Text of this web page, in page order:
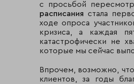
с просьбой
расписания стала
ходе опроса
кризиса, а каждая
катастрофически не
которые мы сейчас
Впрочем, возможно,
клиентов, за годы